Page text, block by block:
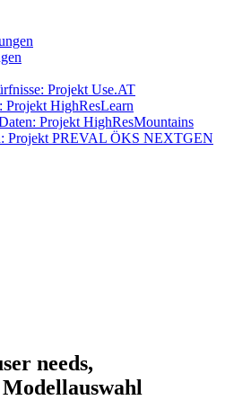
Projekt Use.AT
Projekt HighResLearn
Projekt HighResMountains
Projekt PREVAL ÖKS NEXTGEN
needs,